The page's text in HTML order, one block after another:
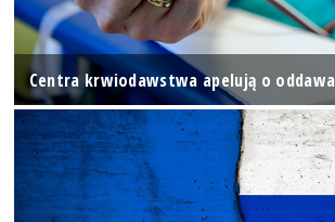
Centra krwiodawstwa apelują o